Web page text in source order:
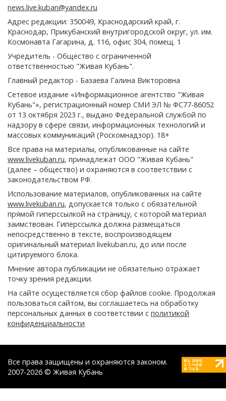
news.live.kuban@yandex.ru
Адрес редакции: 350049, Краснодарский край, г.
Краснодар, Прикубанский внутригородской округ, ул. им.
Космонавта Гагарина, д. 116, офис 304, помещ. 1
Учредитель - Общество с ограниченной
ответственностью "Живая Кубань".
Главный редактор - Базаева Галина Викторовна
Сетевое издание «Информационное агентство "Живая
Кубань"», регистрационный номер СМИ ЭЛ № ФС77-86052
от 13 октября 2023 г., выдано Федеральной службой по
надзору в сфере связи, информационных технологий и
массовых коммуникаций (Роскомнадзор). 18+
Все права на материалы, опубликованные на сайте
www.livekuban.ru, принадлежат ООО "Живая Кубань"
(далее – общество) и охраняются в соответствии с
законодательством РФ.
Использование материалов, опубликованных на сайте
www.livekuban.ru, допускается только с обязательной
прямой гиперссылкой на страницу, с которой материал
заимствован. Гиперссылка должна размещаться
непосредственно в тексте, воспроизводящем
оригинальный материал livekuban.ru, до или после
цитируемого блока.
Мнение автора публикации не обязательно отражает
точку зрения редакции.
На сайте осуществляется сбор файлов cookie. Продолжая
пользоваться сайтом, вы соглашаетесь на обработку
персональных данных в соответствии с политикой
конфиденциальности
Все права защищены и охраняются законом.
2007-2026 © Живая Кубань